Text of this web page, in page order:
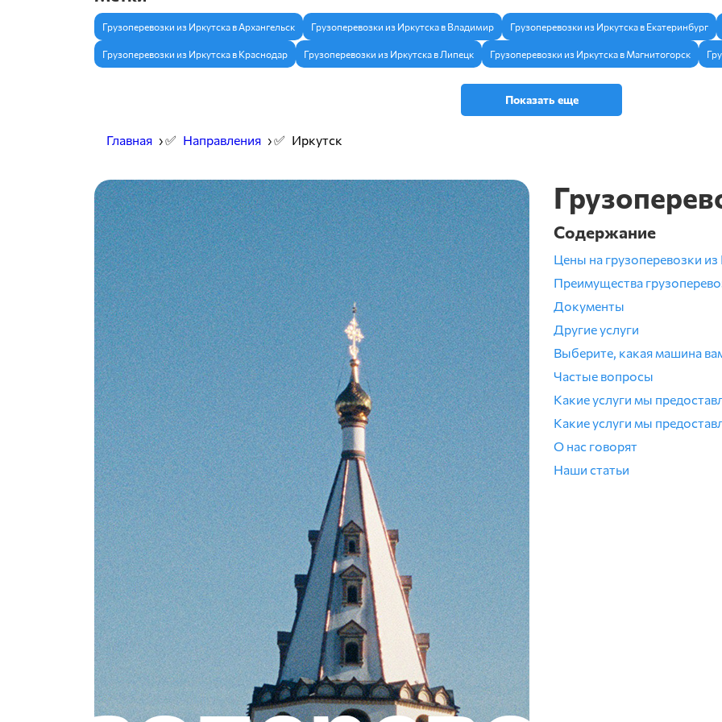
Грузоперевозки из Иркутска в Архангельск Грузоперевозки из Иркутска в Владимир Грузоперевозки из Иркутска в Екатеринбург
Грузоперевозки из Иркутска в Краснодар Грузоперевозки из Иркутска в Липецк Грузоперевозки из Иркутска в Магнитогорск
Показать еще
Главная › ✅ Направления › ✅ Иркутск
Содержание
Цены на грузоперевозки
Преимущества
Документы
Другие услуги
Выберите, какая машина
Частые вопросы
Какие услуги мы
Какие услуги мы
О нас говорят
Наши статьи